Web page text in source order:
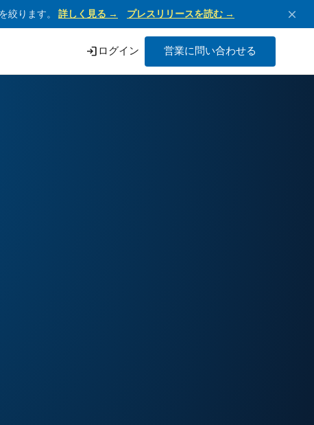
絞ります。 詳しく見る → プレスリリースを読む → close
login ログイン 営業に問い合わせる